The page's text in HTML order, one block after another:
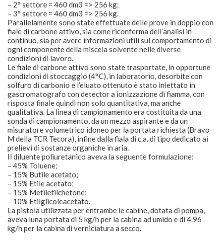
– 2° settore = 460 dm3 => 256 kg;
– 3° settore = 460 dm3 => 256 kg.
Parallelamente sono state effettuate delle prove in doppio con
fiale di carbone attivo, sia come riconferma dell’analisi in
continuo, sia per avere informazioni utili sul comportamento di
ogni componente della miscela solvente nelle diverse
condizioni di lavoro.
Le fiale di carbone attivo sono state trasportate, in opportune
condizioni di stoccaggio (4°C), in laboratorio, desorbite con
solfuro di carbonio e l’eluato ottenuto è stato iniettato in
gascromatografo con detector a ionizzazione di fiamma, con
risposta finale quindi non solo quantitativa, ma anche
qualitativa. La linea di campionamento era costituita da una
sonda di campionamento, da un mezzo aspirante e da un
misuratore volumetrico idoneo per la portata richiesta (Bravo
M della TCR Tecora), infine dalla fiala di c.a. di tipo dedicato ai
prelievi di sostanze organiche in aria.
Il diluente poliuretanico aveva la seguente formulazione:
– 45% Toluene;
– 15% Butile acetato;
– 15% Etile acetato;
– 15% Metiletilchetone;
– 10% Etilglicoleacetato.
La pistola utilizzata per entrambe le cabine, dotata di pompa,
aveva luna portata di 5 kg/h per la cabina ad umido e di 4.96
kg/h per la cabina di verniciatura a secco.